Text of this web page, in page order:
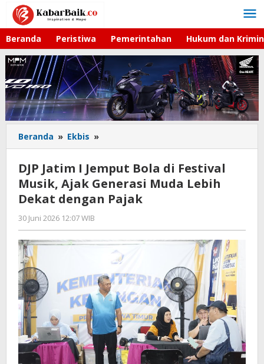
Lewati
konten
Beranda Peristiwa Pemerintahan Hukum dan
Beranda » Ekbis »
Jatim
Jemput
Bola
di
Generasi
Muda
Lebih
Dekat
dengan
Pajak
DJP Jatim I Jemput Bola di Festival
Musik, Ajak Generasi Muda Lebih
Dekat dengan Pajak
30 Juni 2026 12:07 WIB
Imam
WD